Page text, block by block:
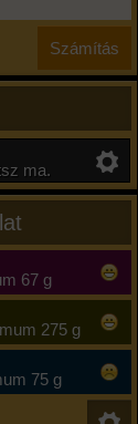
ma.
67 g
275 g
75 g